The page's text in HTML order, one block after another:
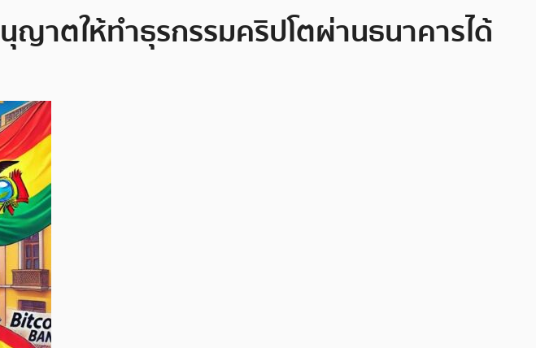
ญาตให้ทำธุรกรรมคริปโตผ่านธนาคารได้